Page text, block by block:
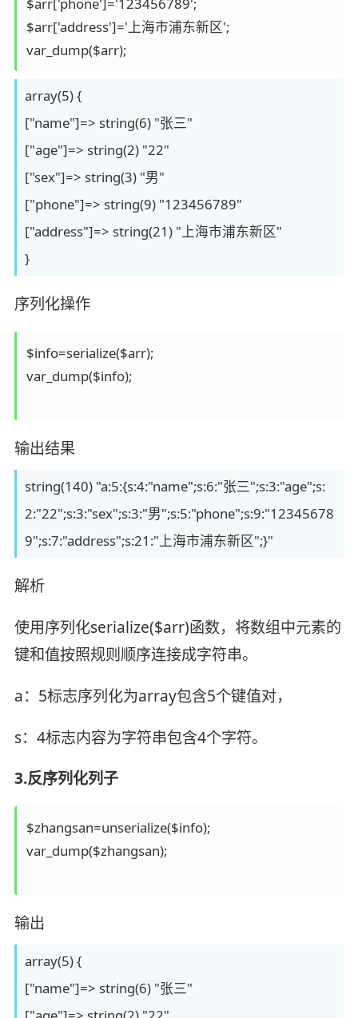
$arr['phone']='123456789';
$arr['address']='上海市浦东新区';
var_dump($arr);
array(5) {
["name"]=> string(6) "张三"
["age"]=> string(2) "22"
["sex"]=> string(3) "男"
["phone"]=> string(9) "123456789"
["address"]=> string(21) "上海市浦东新区"
}
序列化操作
$info=serialize($arr);
var_dump($info);
输出结果
string(140) "a:5:{s:4:"name";s:6:"张三";s:3:"age";s:
2:"22";s:3:"sex";s:3:"男";s:5:"phone";s:9:"12345678
9";s:7:"address";s:21:"上海市浦东新区";}"
解析
使用序列化serialize($arr)函数，将数组中元素的
键和值按照规则顺序连接成字符串。
a：5标志序列化为array包含5个键值对，
s：4标志内容为字符串包含4个字符。
3.反序列化列子
$zhangsan=unserialize($info);
var_dump($zhangsan);
输出
array(5) {
["name"]=> string(6) "张三"